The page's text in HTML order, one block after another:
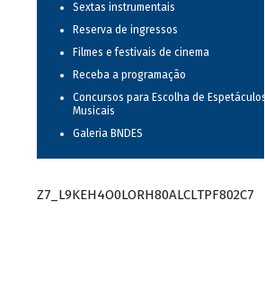
Sextas instrumentais
Reserva de ingressos
Filmes e festivais de cinema
Receba a programação
Concursos para Escolha de Espetáculos
Musicais
Galeria BNDES
Z7_L9KEH4O0LORH80ALCLTPF802C7